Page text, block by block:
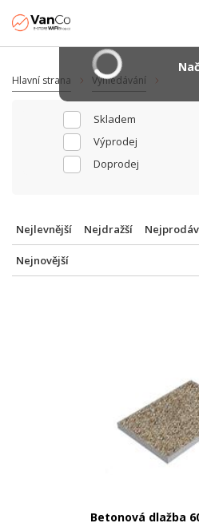
Hlavní strana Vyhledávání
Skladem
Výprodej
Doprodej
Nejlevnější Nejdražší
Nejnovější
Betonová dlažba